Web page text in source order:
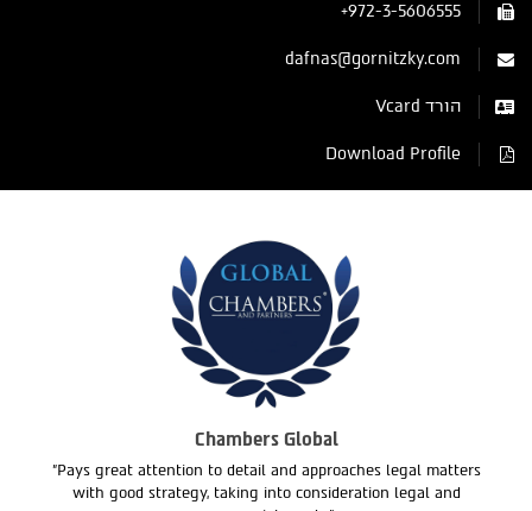
+972-3-5606555
dafnas@gornitzky.com
הורד Vcard
Download Profile
Chambers Global
"Pays great attention to detail and approaches legal matters
with good strategy, taking into consideration legal and